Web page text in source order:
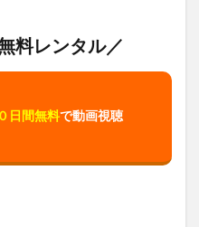
料レンタル／
日間無料で動画視聴